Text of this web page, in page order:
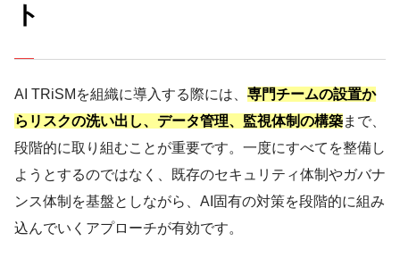
ト
AI TRiSMを組織に導入する際には、 専門チームの設置か
らリスクの洗い出し、データ管理、監視体制の構築まで、
段階的に取り組むことが重要です。一度にすべてを整備し
ようとするのではなく、既存のセキュリティ体制やガバナ
ンス体制を基盤としながら、AI固有の対策を段階的に組み
込んでいくアプローチが有効です。